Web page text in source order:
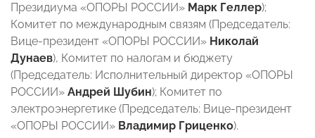
Президиума «ОПОРЫ РОССИИ» Марк Геллер);
Комитет по международным связям (Председатель:
Вице-президент «ОПОРЫ РОССИИ» Николай
Дунаев), Комитет по налогам и бюджету
(Председатель: Исполнительный директор «ОПОРЫ
РОССИИ» Андрей Шубин); Комитет по
электроэнергетике (Председатель: Вице-президент
«ОПОРЫ РОССИИ» Владимир Гриценко).